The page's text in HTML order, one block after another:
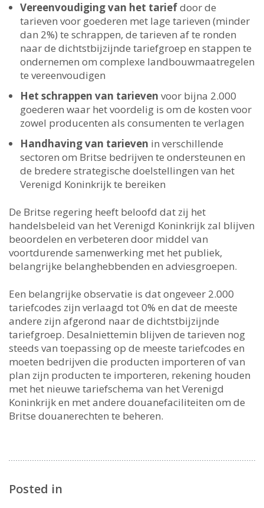
Vereenvoudiging van het tariefdoor de
tarieven voor goederen met lage tarieven (minder
dan 2%) te schrappen, de tarieven af ​​te ronden
naar de dichtstbijzijnde tariefgroep en stappen te
ondernemen om complexe landbouwmaatregelen
te vereenvoudigen
Het schrappen van tarieven voor bijna 2.000
goederen waar het voordelig is om de kosten voor
zowel producenten als consumenten te verlagen
Handhaving van tarieven in verschillende
sectoren om Britse bedrijven te ondersteunen en
de bredere strategische doelstellingen van het
Verenigd Koninkrijk te bereiken
De Britse regering heeft beloofd dat zij het
handelsbeleid van het Verenigd Koninkrijk zal blijven
beoordelen en verbeteren door middel van
voortdurende samenwerking met het publiek,
belangrijke belanghebbenden en adviesgroepen.
Een belangrijke observatie is dat ongeveer 2.000
tariefcodes zijn verlaagd tot 0% en dat de meeste
andere zijn afgerond naar de dichtstbijzijnde
tariefgroep. Desalniettemin blijven de tarieven nog
steeds van toepassing op de meeste tariefcodes en
moeten bedrijven die producten importeren of van
plan zijn producten te importeren, rekening houden
met het nieuwe tariefschema van het Verenigd
Koninkrijk en met andere douanefaciliteiten om de
Britse douanerechten te beheren.
Posted in